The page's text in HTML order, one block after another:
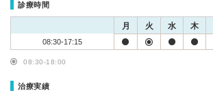
診療時間
月 火 水 木
08:30-17:15
08:30-18:00
治療実績